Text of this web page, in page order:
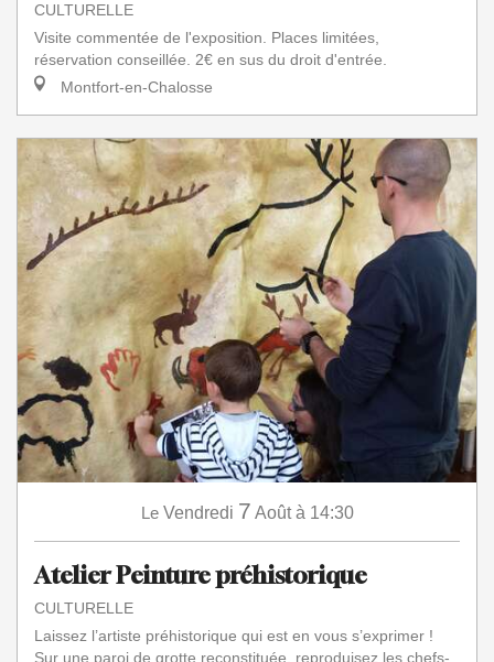
CULTURELLE
Visite commentée de l'exposition. Places limitées,
réservation conseillée. 2€ en sus du droit d'entrée.
Montfort-en-Chalosse
Le Vendredi 7 Août à 14:30
Atelier Peinture préhistorique
CULTURELLE
Laissez l’artiste préhistorique qui est en vous s’exprimer !
Sur une paroi de grotte reconstituée, reproduisez les chefs-